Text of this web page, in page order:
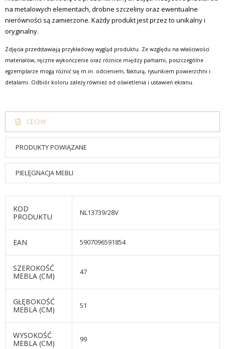
na metalowych elementach, drobne szczeliny oraz ewentualne
nierówności są zamierzone. Każdy produkt jest przez to unikalny i
oryginalny.
Zdjęcia przedstawiają przykładowy wygląd produktu. Ze względu na właściwości
materiałów, ręczne wykończenie oraz różnice między partiami, poszczególne
egzemplarze mogą różnić się m.in. odcieniem, fakturą, rysunkiem powierzchni i
detalami. Odbiór koloru zależy również od oświetlenia i ustawień ekranu.
CECHY
PRODUKTY POWIĄZANE
PIELĘGNACJA MEBLI
KOD
PRODUKTU
NL13739/28V
EAN 5907096591854
SZEROKOŚĆ
MEBLA (CM)
47
GŁĘBOKOŚĆ
MEBLA (CM)
51
WYSOKOŚĆ
MEBLA (CM)
99